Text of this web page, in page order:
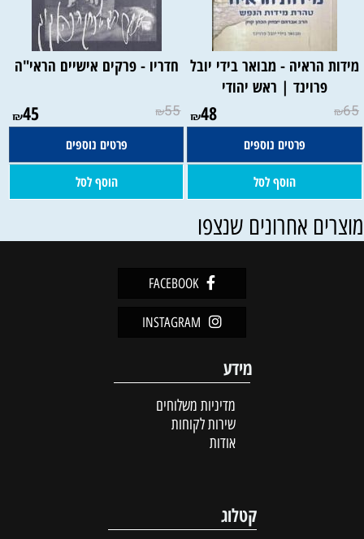
מידות הראיה - מבואר בידי יובל
פרוינד | ראש יהודי
₪65
₪48
פרטים נוספים
הוסף לסל
חדריו - פרקים אישיים הראי"ה
₪55
₪45
פרטים נוספים
הוסף לסל
אחרונים שנצפו
FACEBOOK
INSTAGRAM
מידע
מדיניות משלוחים
שירות לקוחות
אודות
קטלוג